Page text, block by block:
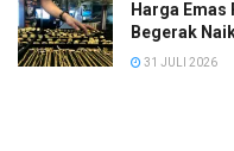
Harga Emas
Begerak
31 JULI 2026